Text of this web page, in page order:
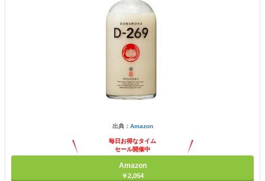
出典： Amazon
毎日お得なタイム
セール開催中
Amazon
￥2,054